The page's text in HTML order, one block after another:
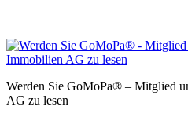
Werden Sie GoMoPa® – Mitglied
AG zu lesen